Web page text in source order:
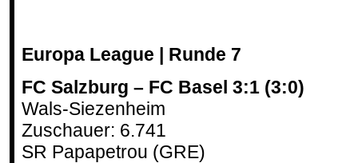
Europa League | Runde 7
FC Salzburg – FC Basel 3:1 (3:0)
Wals-Siezenheim
Zuschauer: 6.741
SR Papapetrou (GRE)